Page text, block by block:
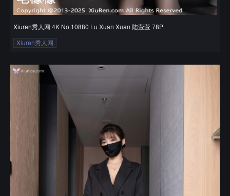
Xiuren秀人网 4K No.10880 Lu Xuan Xuan 陆萱萱 78P
Xiuren秀人网